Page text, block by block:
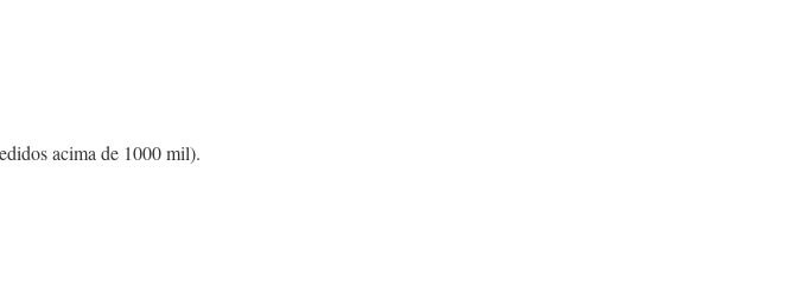
acima de 1000 mil).